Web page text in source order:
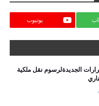
يوتيوب
الجديدةلرسوم نقل ملكية